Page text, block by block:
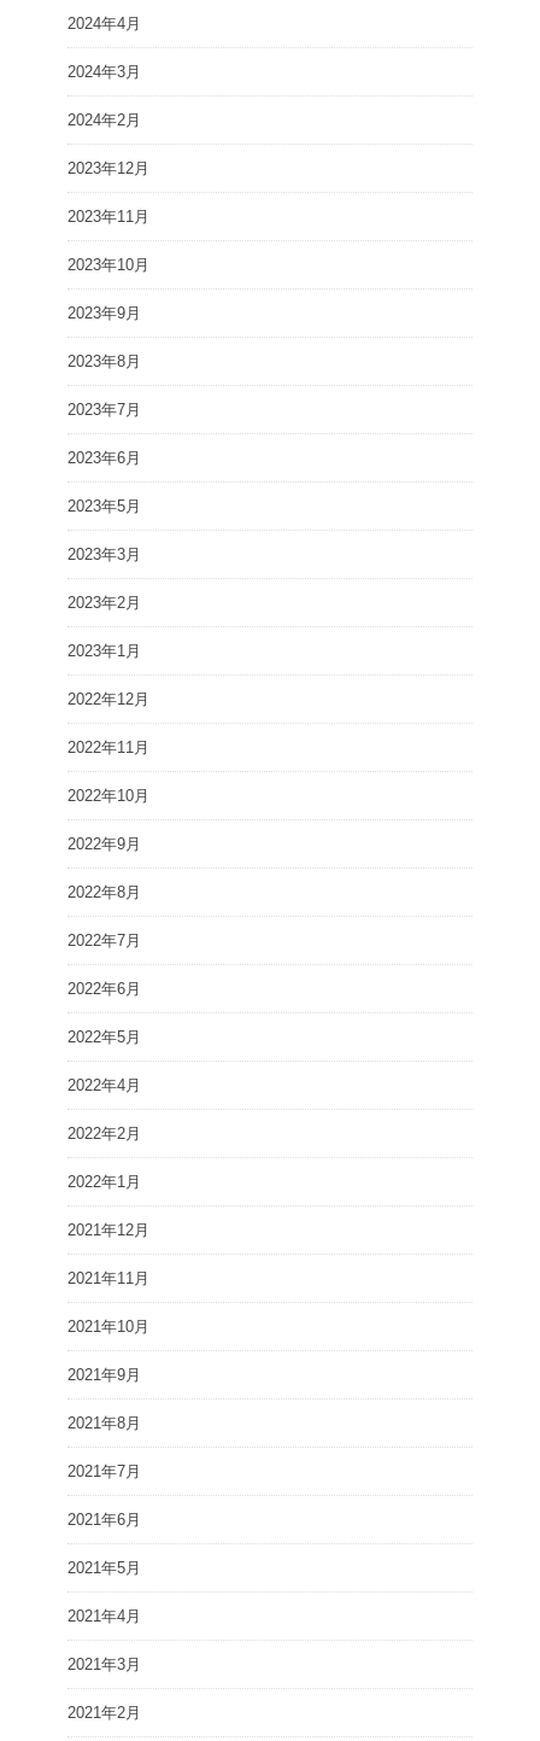
2024年4月
2024年3月
2024年2月
2023年12月
2023年11月
2023年10月
2023年9月
2023年8月
2023年7月
2023年6月
2023年5月
2023年3月
2023年2月
2023年1月
2022年12月
2022年11月
2022年10月
2022年9月
2022年8月
2022年7月
2022年6月
2022年5月
2022年4月
2022年2月
2022年1月
2021年12月
2021年11月
2021年10月
2021年9月
2021年8月
2021年7月
2021年6月
2021年5月
2021年4月
2021年3月
2021年2月